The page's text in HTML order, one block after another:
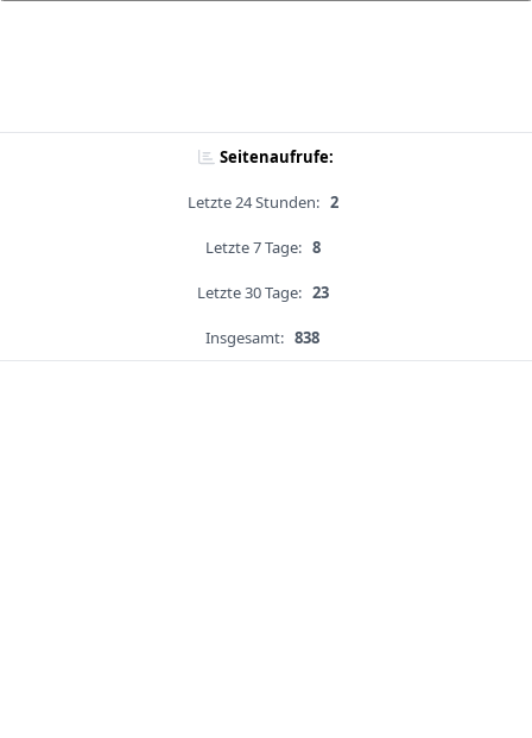
Seitenaufrufe:
Letzte 24 Stunden: 2
Letzte 7 Tage: 8
Letzte 30 Tage: 23
Insgesamt: 838